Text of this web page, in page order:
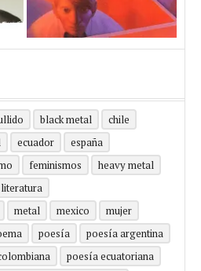
black metal
chile
ecuador
españa
feminismos
heavy metal
literatura
metal mexico
mujer
poesía
poesía argentina
poesía ecuatoriana